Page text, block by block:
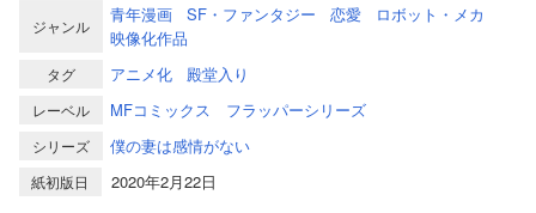
ジャンル
青年漫画 SF・ファンタジー 恋愛
ロボット・メカ
映像化作品
タグ アニメ化 殿堂入り
レーベル MFコミックス フラッパーシリーズ
シリーズ 僕の妻は感情がない
紙初版日
2020年2月22日